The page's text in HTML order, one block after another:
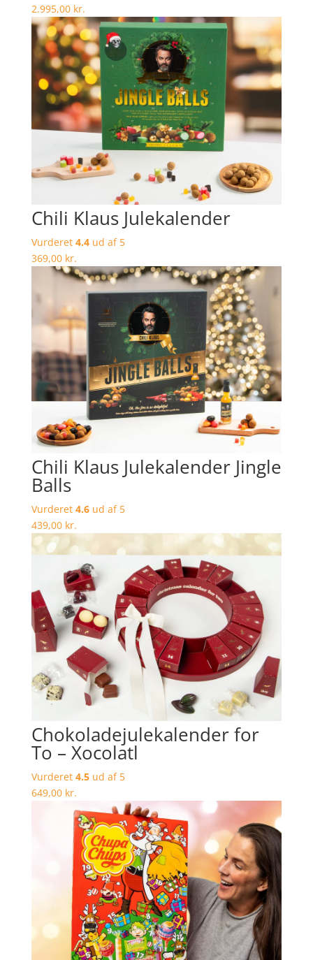
2.995,00 kr.
Chili Klaus Julekalender
Vurderet 4.4ud af 5
369,00 kr.
Chili Klaus Julekalender Jingle
Balls
Vurderet 4.6ud af 5
439,00 kr.
Chokoladejulekalender for
To – Xocolatl
Vurderet 4.5ud af 5
649,00 kr.